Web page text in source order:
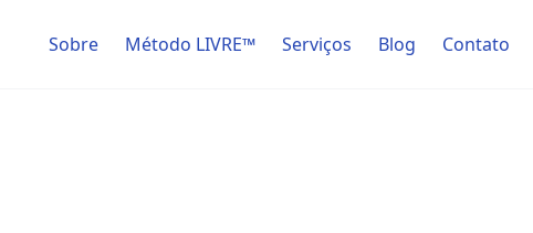
Sobre Método LIVRE™ Serviços Blog Contato